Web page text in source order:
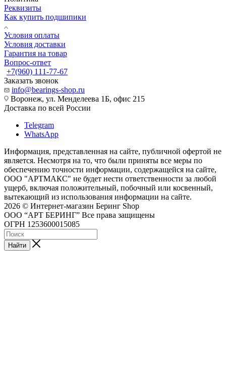
Реквизиты
Как купить подшипики
Условия оплаты
Условия доставки
Гарантия на товар
Вопрос-ответ
+7(960) 111-77-67
Заказать звонок
info@bearings-shop.ru
Воронеж, ул. Менделеева 1Б, офис 215
Доставка по всей России
Telegram
WhatsApp
Информация, представленная на сайте, публичной офертой не
является. Несмотря на то, что были приняты все меры по
обеспечению точности информации, содержащейся на сайте,
ООО "АРТМАКС" не будет нести ответственности за любой
ущерб, включая положительный, побочный или косвенный,
вытекающий из использования информации на сайте.
2026 © Интернет-магазин Беринг Shop
ООО “АРТ БЕРИНГ” Все права защищены
ОГРН 1253600015085
Найти